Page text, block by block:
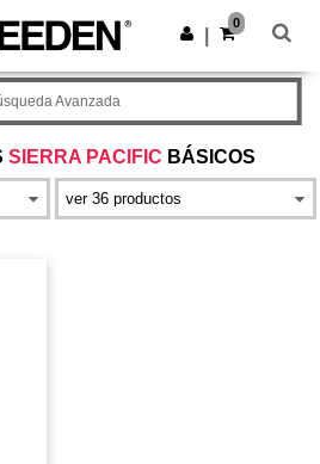
app!
Descargar app
0
SIERRA PACIFIC BÁSICOS
Avanzada